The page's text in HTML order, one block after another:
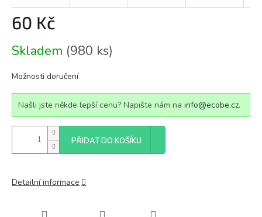
60 Kč
cena:
Skladem (980 ks)
Možnosti doručení
Našli jste někde lepší cenu? Napište nám na info@ecobe.cz.
PŘIDAT DO KOŠÍKU
Detailní informace